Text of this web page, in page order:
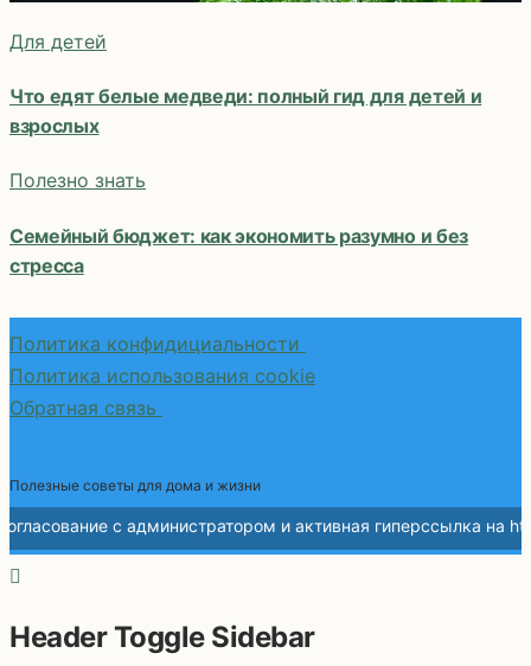
Для детей
Что едят белые медведи: полный гид для детей и
взрослых
Полезно знать
Семейный бюджет: как экономить разумно и без
стресса
Политика конфидициальности
Политика использования cookie
Обратная связь
Полезные советы для дома и жизни
Header Toggle Sidebar